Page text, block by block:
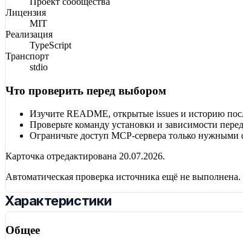
Лицензия
MIT
Реализация
TypeScript
Транспорт
stdio
Что проверить перед выбором
Изучите README, открытые issues и историю
Проверьте команду установки и зависимости
Ограничьте доступ MCP-сервера только
Карточка отредактирована 20.07.2026.
Автоматическая проверка источника ещё не
Характеристики
Общее